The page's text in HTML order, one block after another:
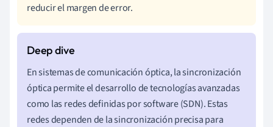
reducir el margen de error.
En sistemas de comunicación óptica, la sincronización
óptica permite el desarrollo de tecnologías avanzadas
como las redes definidas por software (SDN). Estas
redes dependen de la sincronización precisa para